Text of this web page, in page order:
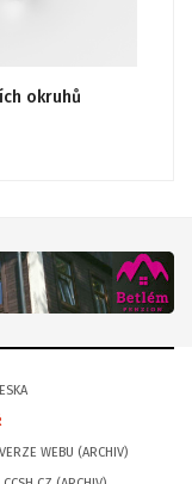
okruhů
WEBU (ARCHIV)